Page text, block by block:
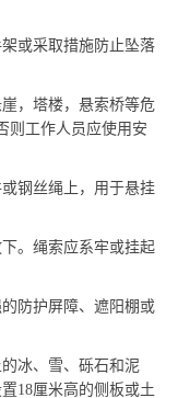
或采取措施防止坠落
，塔楼，悬索桥等危
则工作人员应使用安
钢丝绳上，用于悬挂
。绳索应系牢或挂起
防护屏障、遮阳棚或
冰、雪、砾石和泥
18厘米高的侧板或土